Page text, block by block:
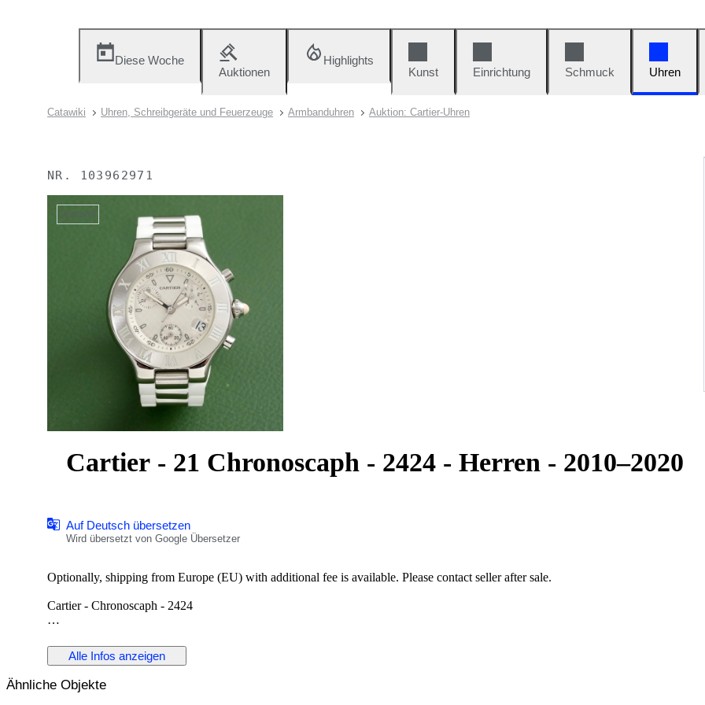
Diese Woche
Auktionen
Highlights
Kunst
Einrichtung Schmuck Uhren
Catawiki Uhren, Schreibgeräte und Feuerzeuge Armbanduhren Auktion: Cartier-Uhren
NR. 103962971
Verkauft
Cartier - 21 Chronoscaph - 2424 - Herren - 2010–2020
Auf Deutsch übersetzen
Wird übersetzt von Google Übersetzer
Optionally, shipping from Europe (EU) with additional fee is available. Please contact seller after sale.
Cartier - Chronoscaph - 2424
Case Material: Stainless Steel
Diameter: 38 mm
Glass: Scracth Resistant Sapphire (Crystal) glass
Alle Infos anzeigen
Ähnliche Objekte